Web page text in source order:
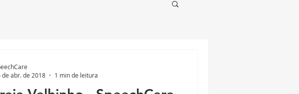
de abr. de 2018
1 min de leitura